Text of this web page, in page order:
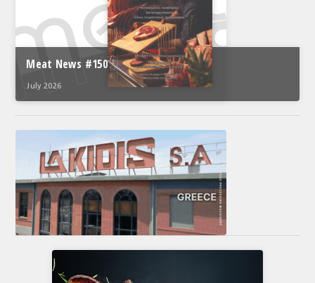
Meat News #150
July 2026